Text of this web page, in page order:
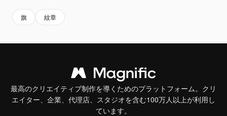
旗 紋章
最高のクリエイティブ制作を導くためのプラットフォーム。クリ
エイター、企業、代理店、スタジオを含む100万人以上が利用し
ています。